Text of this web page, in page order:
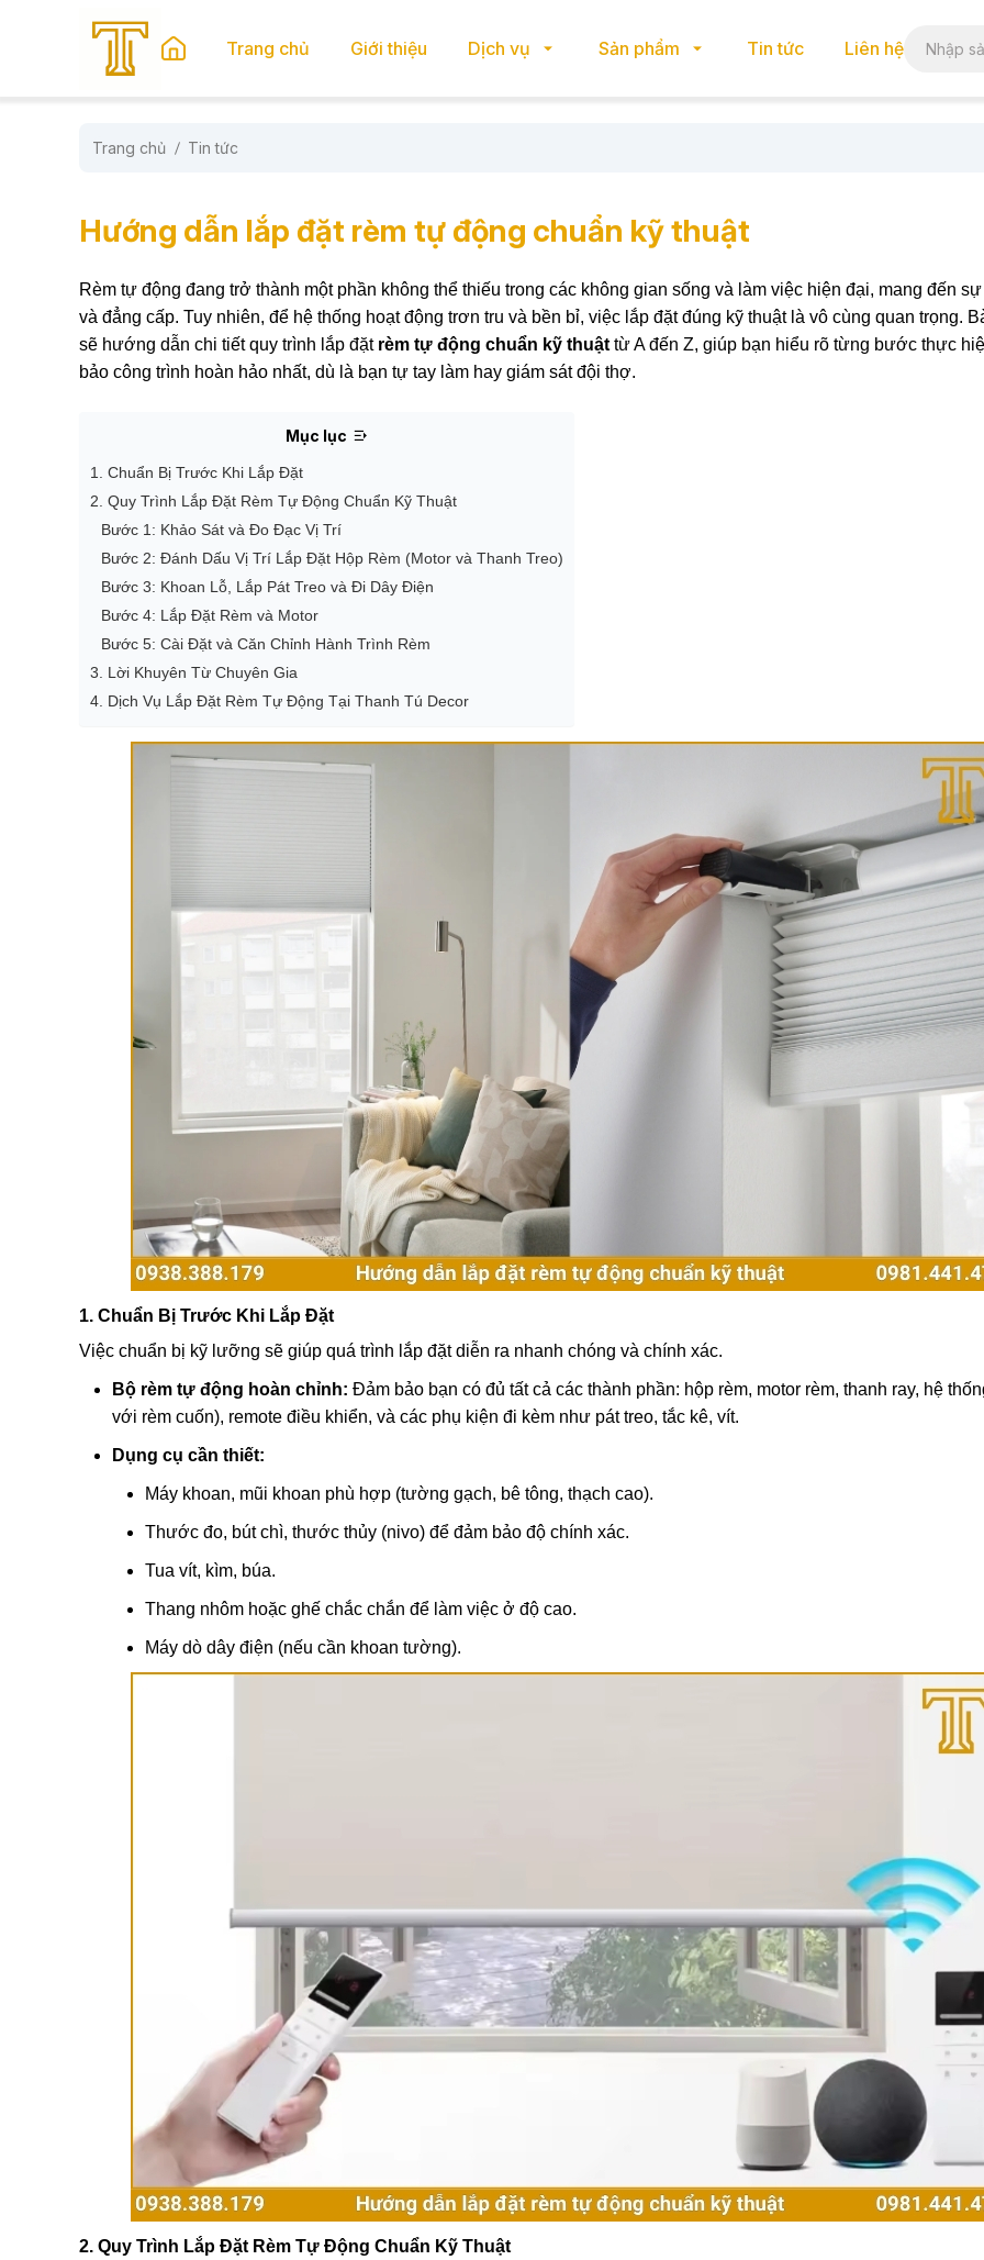
Trang chủ Giới thiệu Dịch vụ Sản phẩm Tin tức Liên hệ
Trang chủ Tin tức
Hướng dẫn lắp đặt rèm tự động chuẩn kỹ thuật
Rèm tự động đang trở thành một phần không thể thiếu trong các không gian sống và làm việc hiện đại, mang đến
và đẳng cấp. Tuy nhiên, để hệ thống hoạt động trơn tru và bền bỉ, việc lắp đặt đúng kỹ thuật là vô cùng quan trọng.
sẽ hướng dẫn chi tiết quy trình lắp đặt rèm tự động chuẩn kỹ thuật từ A đến Z, giúp bạn hiểu rõ từng bước thực
bảo công trình hoàn hảo nhất, dù là bạn tự tay làm hay giám sát đội thợ.
Mục lục
1. Chuẩn Bị Trước Khi Lắp Đặt
2. Quy Trình Lắp Đặt Rèm Tự Động Chuẩn Kỹ Thuật
Bước 1: Khảo Sát và Đo Đạc Vị Trí
Bước 2: Đánh Dấu Vị Trí Lắp Đặt Hộp Rèm (Motor và Thanh Treo)
Bước 3: Khoan Lỗ, Lắp Pát Treo và Đi Dây Điện
Bước 4: Lắp Đặt Rèm và Motor
Bước 5: Cài Đặt và Căn Chỉnh Hành Trình Rèm
3. Lời Khuyên Từ Chuyên Gia
4. Dịch Vụ Lắp Đặt Rèm Tự Động Tại Thanh Tú Decor
1. Chuẩn Bị Trước Khi Lắp Đặt
Việc chuẩn bị kỹ lưỡng sẽ giúp quá trình lắp đặt diễn ra nhanh chóng và chính xác.
Bộ rèm tự động hoàn chỉnh: Đảm bảo bạn có đủ tất cả các thành phần: hộp rèm, motor rèm, thanh ray, hệ
với rèm cuốn), remote điều khiển, và các phụ kiện đi kèm như pát treo, tắc kê, vít.
Dụng cụ cần thiết:
Máy khoan, mũi khoan phù hợp (tường gạch, bê tông, thạch cao).
Thước đo, bút chì, thước thủy (nivo) để đảm bảo độ chính xác.
Tua vít, kìm, búa.
Thang nhôm hoặc ghế chắc chắn để làm việc ở độ cao.
Máy dò dây điện (nếu cần khoan tường).
2. Quy Trình Lắp Đặt Rèm Tự Động Chuẩn Kỹ Thuật